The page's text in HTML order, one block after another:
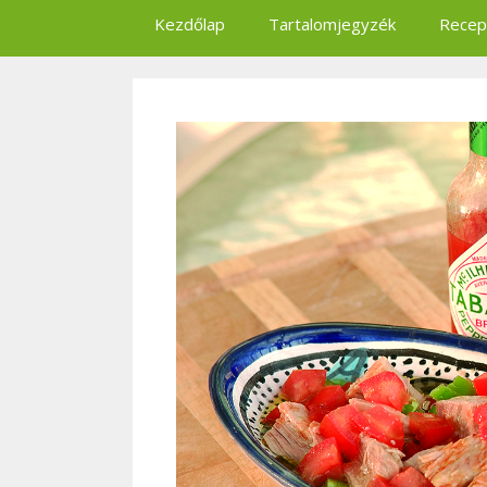
Kezdőlap Tartalomjegyzék